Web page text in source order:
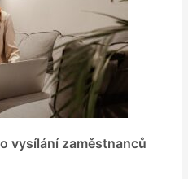
vysílání zaměstnanců